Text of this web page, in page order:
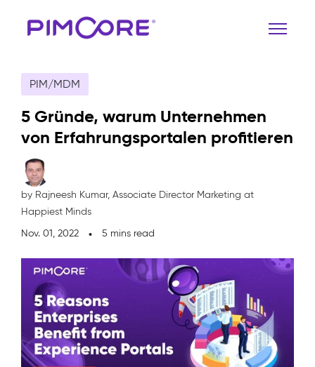
PIM/MDM
5 Gründe, warum Unternehmen
von Erfahrungsportalen profitieren
by Rajneesh Kumar, Associate Director Marketing at
Happiest Minds
Nov. 01, 2022
5 mins read